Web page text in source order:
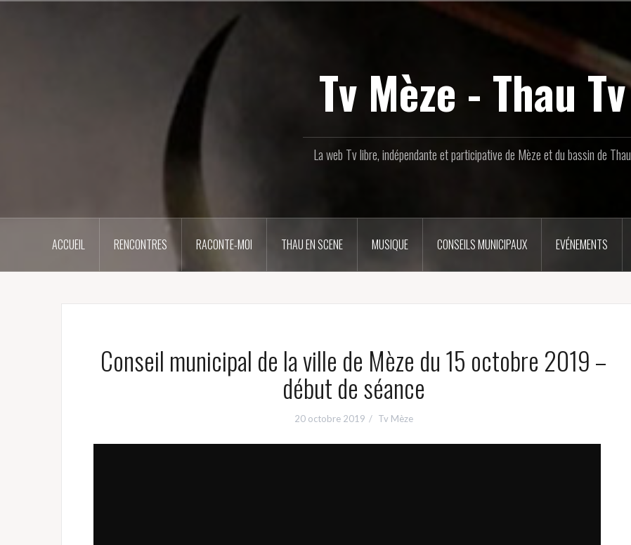
Tv Mèze - Thau Tv
La web Tv libre, indépendante et participative de Mèze et du bassin de Thau
ACCUEIL RENCONTRES RACONTE-MOI THAU EN SCENE MUSIQUE CONSEILS MUNICIPAUX EVÉNEMENTS
Conseil municipal de la ville de Mèze du 15 octobre 2019 –
début de séance
20 octobre 2019 Tv Mèze